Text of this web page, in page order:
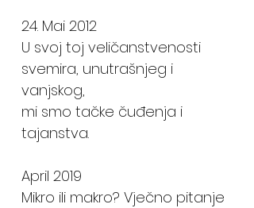
24. Mai 2012
U svoj toj veličanstvenosti
svemira, unutrašnjeg i
vanjskog,
mi smo tačke čuđenja i
tajanstva.
April 2019
Mikro ili makro? Vječno pitanje